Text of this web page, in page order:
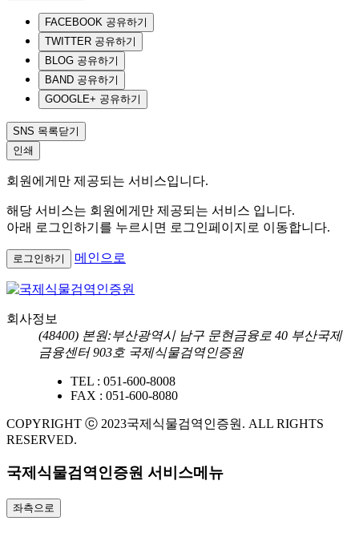
FACEBOOK 공유하기
TWITTER 공유하기
BLOG 공유하기
BAND 공유하기
GOOGLE+ 공유하기
SNS 목록닫기
인쇄
회원에게만 제공되는 서비스입니다.
해당 서비스는 회원에게만 제공되는 서비스 입니다.
아래 로그인하기를 누르시면 로그인페이지로 이동합니다.
로그인하기 메인으로
회사정보
(48400) 본원:부산광역시 남구 문현금융로 40 부산국제
금융센터 903호 국제식물검역인증원
TEL : 051-600-8008
FAX : 051-600-8080
COPYRIGHT ⓒ 2023국제식물검역인증원. ALL RIGHTS
RESERVED.
국제식물검역인증원 서비스메뉴
좌측으로